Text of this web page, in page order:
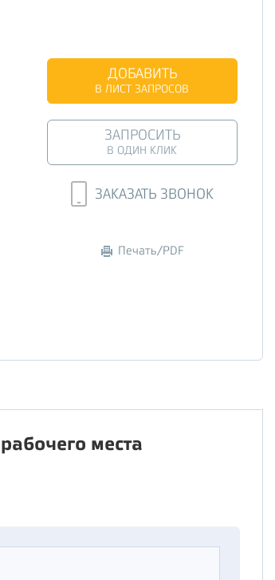
ДОБАВИТЬ
В ЛИСТ ЗАПРОСОВ
ЗАПРОСИТЬ
В ОДИН КЛИК
ЗАКАЗАТЬ ЗВОНОК
Печать/PDF
места